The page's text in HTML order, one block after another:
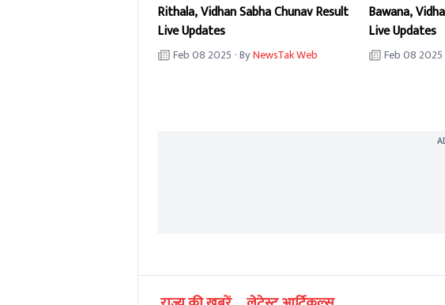
Rithala, Vidhan Sabha Chunav Result
Live Updates
Feb 08 2025 · ByNewsTak Web
Bawana,
Live Updates
Feb 08 2025